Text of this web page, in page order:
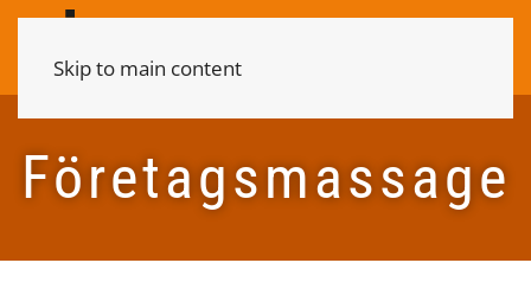
Skip to main content
Företagsmassage